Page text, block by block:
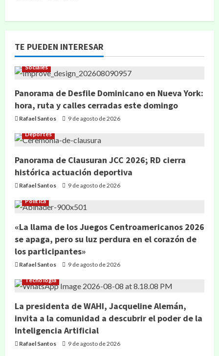
TE PUEDEN INTERESAR
Sociales
Panorama de Desfile Dominicano en Nueva York:
hora, ruta y calles cerradas este domingo
Rafael Santos 9 de agosto de 2026
Deportes
Panorama de Clausuran JCC 2026; RD cierra
histórica actuación deportiva
Rafael Santos 9 de agosto de 2026
Política
«La llama de los Juegos Centroamericanos 2026
se apaga, pero su luz perdura en el corazón de
los participantes»
Rafael Santos 9 de agosto de 2026
Tecnología
La presidenta de WAHI, Jacqueline Alemán,
invita a la comunidad a descubrir el poder de la
Inteligencia Artificial
Rafael Santos 9 de agosto de 2026